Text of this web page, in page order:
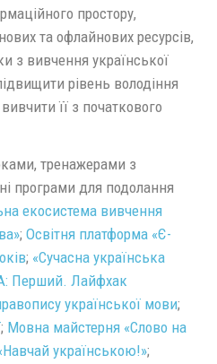
простору,
та офлайнових ресурсів,
з вивчення української
рівень володіння
її з початкового
тренажерами з
програми для подолання
екосистема вивчення
; Освітня платформа «Є-
; «Сучасна українська
Перший. Лайфхак
української мови;
; Мовна майстерня «Слово на
українською!»;